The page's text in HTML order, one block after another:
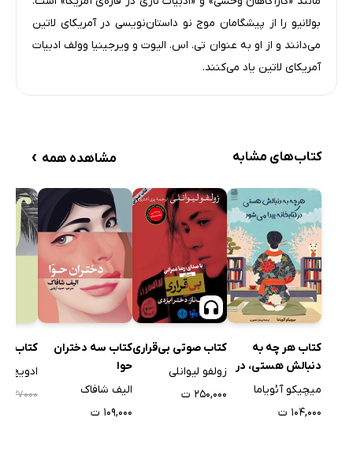
بولانیو را از پیشگامان موج نو داستان‌نویسی در آمریکای لاتین
می‌دانند و از او به عنوان تی. اس. الیوت و ویرجینیا وولف ادبیات
آمریکای لاتین یاد می‌کنند.
کتاب‌های مشابه مشاهده همه ›
کتاب هر چه به
دنبالش هستی، در
کتابخانه پیدا
میچیکو آئویاما
۱۰۴,۰۰۰ ت
کتاب صوتی بی‌قراری
زولفو لیوانلی
۲۵۰,۰۰۰ ت
کتاب سه دختران
حوا
الیف شافاک
۱۰۹,۰۰۰ ت
کتاب
ادویج
۱۳۷۰۰۰